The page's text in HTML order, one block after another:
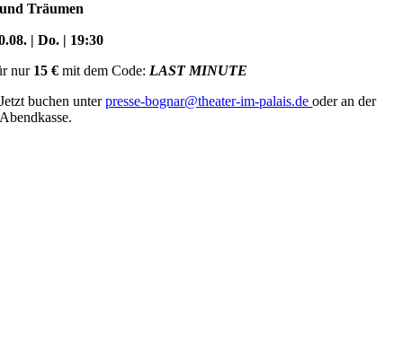
und Träumen
| Do. | 19:30
nur15 € mit dem Code: LAST MINUTE
Jetzt buchen unterpresse-bognar@theater-im-palais.deoder an der
Abendkasse.